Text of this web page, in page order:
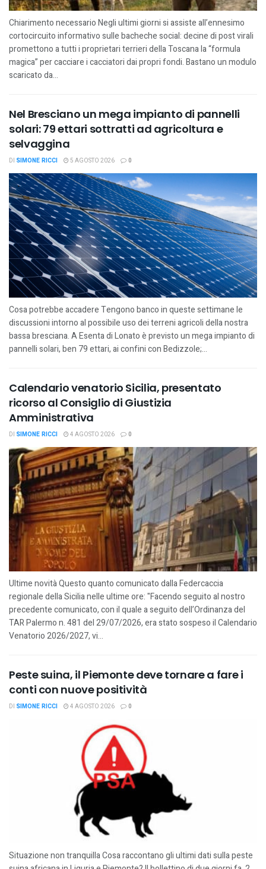
Chiarimento necessario Negli ultimi giorni si assiste all’ennesimo
cortocircuito informativo sulle bacheche social: decine di post virali
promettono a tutti i proprietari terrieri della Toscana la “formula
magica” per cacciare i cacciatori dai propri fondi. Bastano un modulo
scaricato da...
Nel Bresciano un mega impianto di pannelli
solari: 79 ettari sottratti ad agricoltura e
selvaggina
DI SIMONE RICCI 5 AGOSTO 2026 0
Cosa potrebbe accadere Tengono banco in queste settimane le
discussioni intorno al possibile uso dei terreni agricoli della nostra
bassa bresciana. A Esenta di Lonato è previsto un mega impianto di
pannelli solari, ben 79 ettari, ai confini con Bedizzole;...
Calendario venatorio Sicilia, presentato
ricorso al Consiglio di Giustizia
Amministrativa
DI SIMONE RICCI 4 AGOSTO 2026 0
Ultime novità Questo quanto comunicato dalla Federcaccia
regionale della Sicilia nelle ultime ore: "Facendo seguito al nostro
precedente comunicato, con il quale a seguito dell’Ordinanza del
TAR Palermo n. 481 del 29/07/2026, era stato sospeso il Calendario
Venatorio 2026/2027, vi...
Peste suina, il Piemonte deve tornare a fare i
conti con nuove positività
DI SIMONE RICCI 4 AGOSTO 2026 0
Situazione non tranquilla Cosa raccontano gli ultimi dati sulla peste